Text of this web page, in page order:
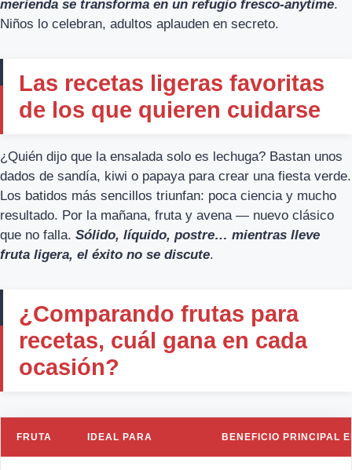
merienda se transforma en un refugio fresco-anytime.
Niños lo celebran, adultos aplauden en secreto.
Las recetas ligeras favoritas
de los que quieren cuidarse
¿Quién dijo que la ensalada solo es lechuga? Bastan unos
dados de sandía, kiwi o papaya para crear una fiesta verde.
Los batidos más sencillos triunfan: poca ciencia y mucho
resultado. Por la mañana, fruta y avena — nuevo clásico
que no falla. Sólido, líquido, postre… mientras lleve
fruta ligera, el éxito no se discute.
¿Comparando frutas para
recetas, cuál gana en cada
ocasión?
FRUTA IDEAL PARA BENEFICIO PRINCIPAL